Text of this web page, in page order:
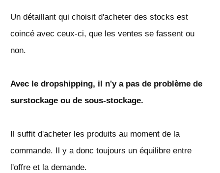
Un détaillant qui choisit d'acheter des stocks est
coincé avec ceux-ci, que les ventes se fassent ou
non.
Avec le dropshipping, il n'y a pas de problème de
surstockage ou de sous-stockage.
Il suffit d'acheter les produits au moment de la
commande. Il y a donc toujours un équilibre entre
l'offre et la demande.